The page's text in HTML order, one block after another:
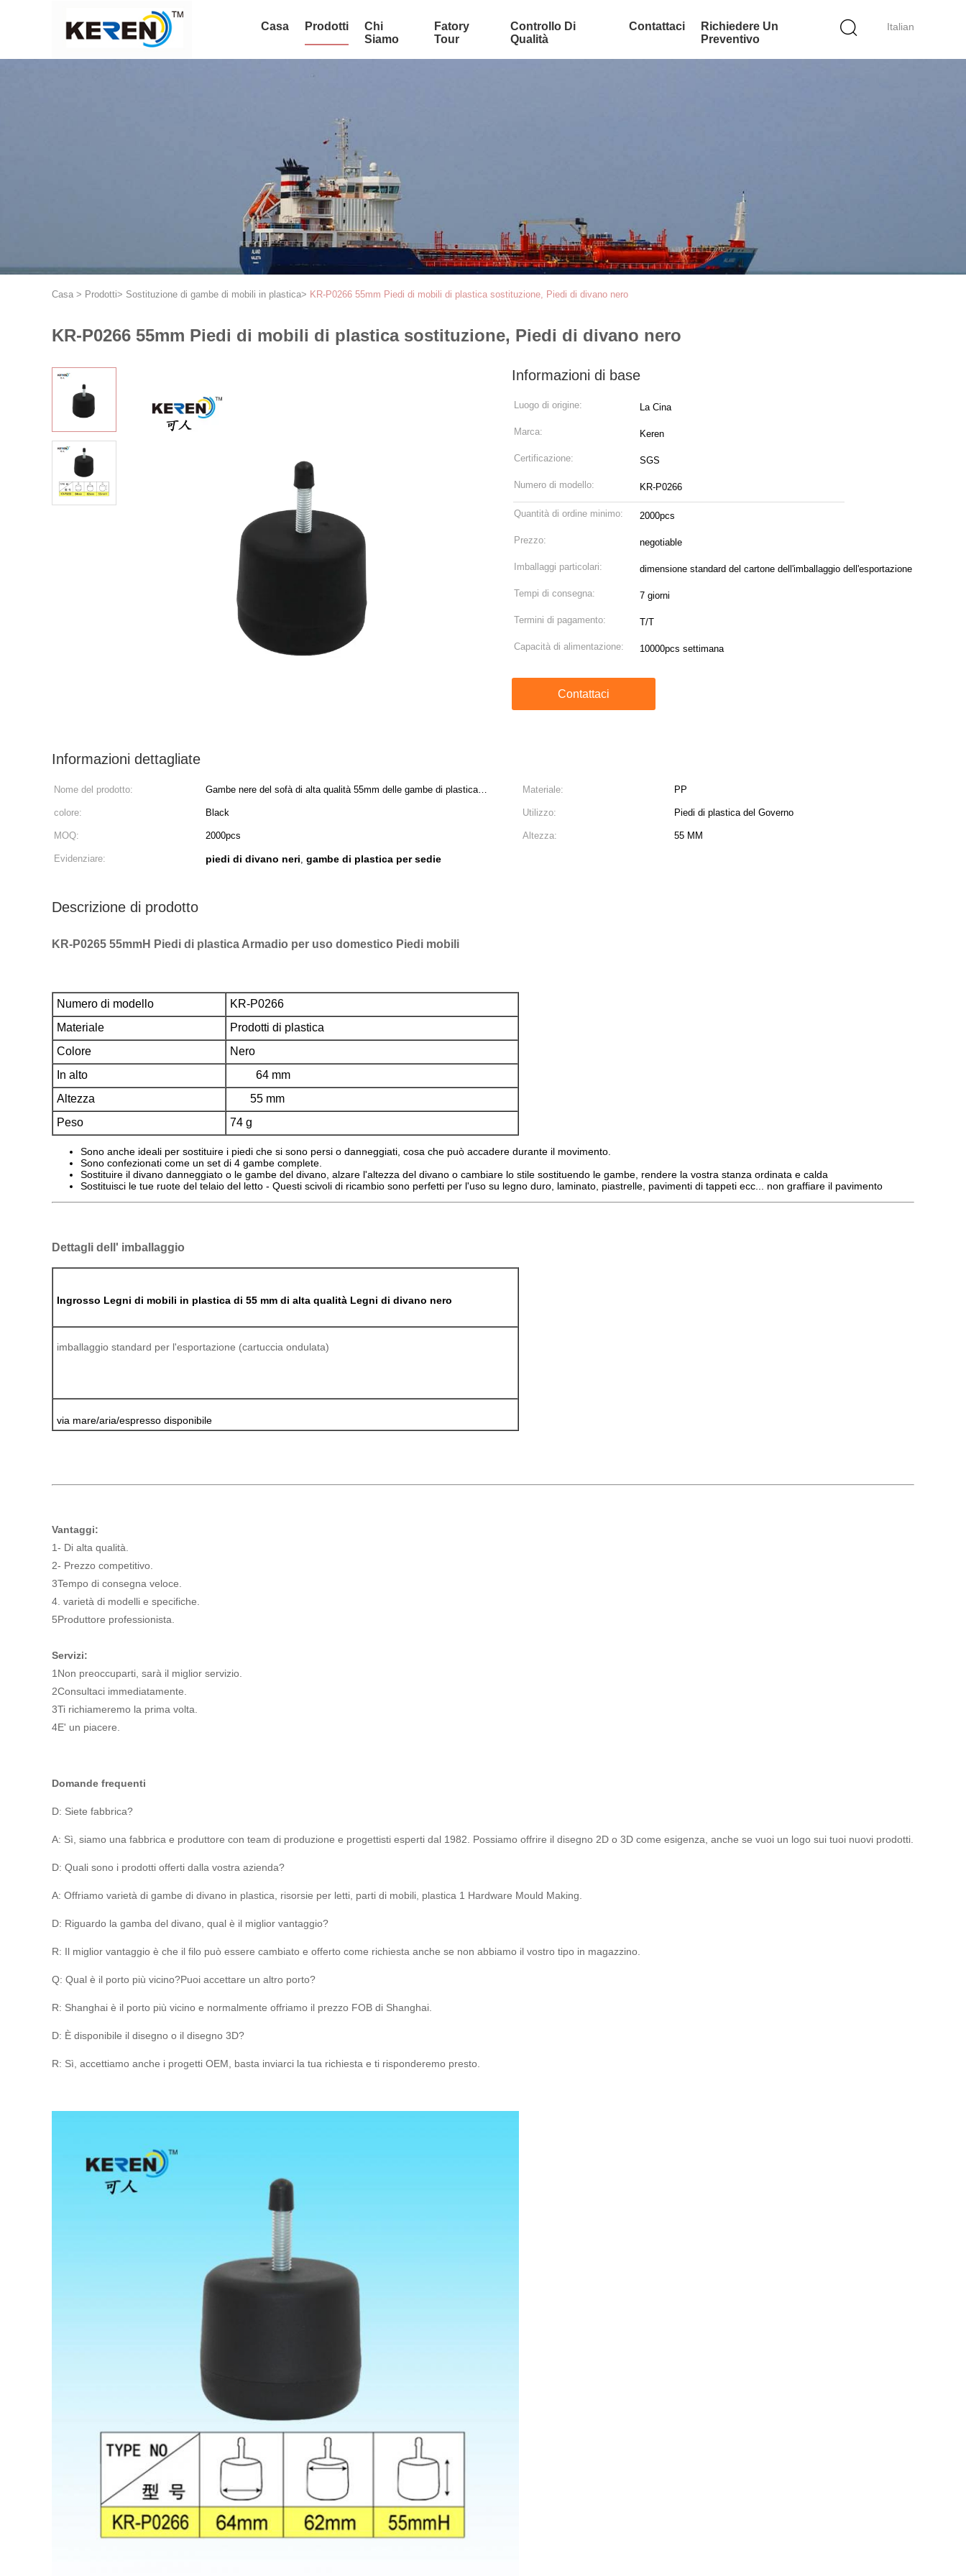
Italian
Casa Prodotti
Chi
Siamo
Fatory
Tour
Controllo Di
Qualità
Contattaci
Richiedere Un
Preventivo
Casa > Prodotti> Sostituzione di gambe di mobili in plastica> KR-P0266 55mm Piedi di mobili di plastica sostituzione, Piedi di divano nero
KR-P0266 55mm Piedi di mobili di plastica sostituzione, Piedi di divano nero
Informazioni di base
Luogo di origine: La Cina
Marca: Keren
Certificazione: SGS
Numero di modello: KR-P0266
Quantità di ordine minimo: 2000pcs
Prezzo: negotiable
Imballaggi particolari: dimensione standard del cartone dell'imballaggio dell'esportazione (cartone
ondulato): 65*50*47cm 52
Tempi di consegna: 7 giorni
Termini di pagamento: T/T
Capacità di alimentazione: 10000pcs settimana
Contattaci
Informazioni dettagliate
Nome del prodotto:
Gambe nere del sofà di alta qualità 55mm delle gambe di plastica
all'ingrosso della mobilia
Materiale: PP
colore: Black Utilizzo: Piedi di plastica del Governo
MOQ: 2000pcs Altezza: 55 MM
Evidenziare: piedi di divano neri, gambe di plastica per sedie
Descrizione di prodotto
KR-P0265 55mmH Piedi di plastica Armadio per uso domestico Piedi mobili
Numero di modello
KR-P0266
Materiale
Prodotti di plastica
Colore
Nero
In alto
64 mm
Altezza
55 mm
Peso
74 g
Sono anche ideali per sostituire i piedi che si sono persi o danneggiati, cosa che può accadere durante il movimento.
Sono confezionati come un set di 4 gambe complete.
Sostituire il divano danneggiato o le gambe del divano, alzare l'altezza del divano o cambiare lo stile sostituendo le gambe, rendere la vostra stanza ordinata e calda
Sostituisci le tue ruote del telaio del letto - Questi scivoli di ricambio sono perfetti per l'uso su legno duro, laminato, piastrelle, pavimenti di tappeti ecc... non graffiare il pavimento
Dettagli dell' imballaggio
Ingrosso Legni di mobili in plastica di 55 mm di alta qualità Legni di divano nero
imballaggio standard per l'esportazione (cartuccia ondulata)
via mare/aria/espresso disponibile
Vantaggi:
1- Di alta qualità.
2- Prezzo competitivo.
3Tempo di consegna veloce.
4. varietà di modelli e specifiche.
5Produttore professionista.
Servizi:
1Non preoccuparti, sarà il miglior servizio.
2Consultaci immediatamente.
3Ti richiameremo la prima volta.
4E' un piacere.
Domande frequenti
D: Siete fabbrica?
A: Sì, siamo una fabbrica e produttore con team di produzione e progettisti esperti dal 1982. Possiamo offrire il disegno 2D o 3D come esigenza, anche se vuoi un logo sui tuoi nuovi prodotti.
D: Quali sono i prodotti offerti dalla vostra azienda?
A: Offriamo varietà di gambe di divano in plastica, risorsie per letti, parti di mobili, plastica 1 Hardware Mould Making.
D: Riguardo la gamba del divano, qual è il miglior vantaggio?
R: Il miglior vantaggio è che il filo può essere cambiato e offerto come richiesta anche se non abbiamo il vostro tipo in magazzino.
Q: Qual è il porto più vicino?Puoi accettare un altro porto?
R: Shanghai è il porto più vicino e normalmente offriamo il prezzo FOB di Shanghai.
D: È disponibile il disegno o il disegno 3D?
R: Sì, accettiamo anche i progetti OEM, basta inviarci la tua richiesta e ti risponderemo presto.